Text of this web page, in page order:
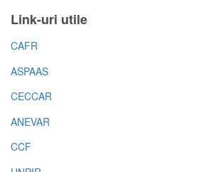
Link-uri utile
CAFR
ASPAAS
CECCAR
ANEVAR
CCF